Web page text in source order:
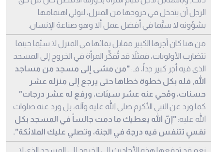
الرجل أن يتدخل في خروجها من المنزل، لتولي اهتمامها
بشؤونه لا سيَّما في أفضل عمل ألا وهو صناعة الإنسان.
من هنا كان أجرها الكبير مقابل بقائها في المنزل لا سيَّما حينما
تتضارب الأولويات، فمثلاً قد تُفكِّر المرأة في الخروج إلى المسجد
الذي فيه أجر كبير جداً، فـ: "من مشى إلى مسجد من مساجد
الله, فله بكل خطوة خطاها حتى يرجع إلى منزله عشر
حسنات، ومُحي عنه عشر سيئات، ورفع له عشر درجات"
كما ورد عن النبي الأكرم صلى الله عليه وآله، بل ورد عنه صلوات
الله عليه: "إنّ الله يعطيك ما دمت جالساً في المسجد بكل
نفسٍ تتنفس فيه درجة في الجنة، وتصلي عليك الملائكة".
نعم قد تدفعها هذه الأحاديث إلى الخروج إلى المسجد الذي لا